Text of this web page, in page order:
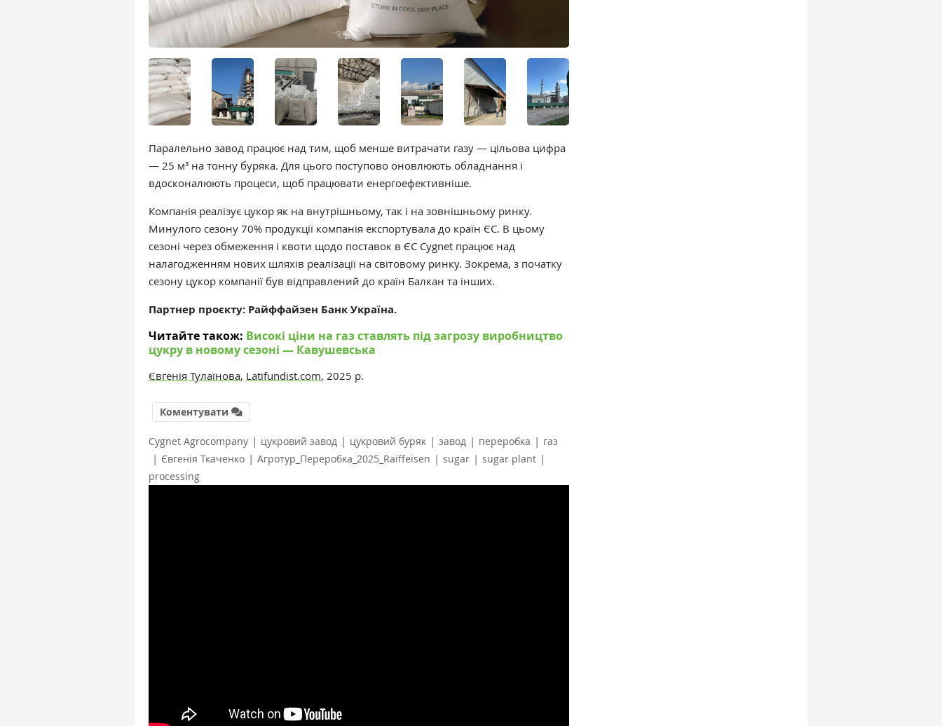
Паралельно завод працює над тим, щоб менше витрачати газу — цільова цифра
— 25 м³ на тонну буряка. Для цього поступово оновлюють обладнання і
вдосконалюють процеси, щоб працювати енергоефективніше.
Компанія реалізує цукор як на внутрішньому, так і на зовнішньому ринку.
Минулого сезону 70% продукції компанія експортувала до країн ЄС. В цьому
сезоні через обмеження і квоти щодо поставок в ЄС Cygnet працює над
налагодженням нових шляхів реалізації на світовому ринку. Зокрема, з початку
сезону цукор компанії був відправлений до країн Балкан та інших.
Партнер проєкту: Райффайзен Банк Україна.
Читайте також: Високі ціни на газ ставлять під загрозу виробництво
цукру в новому сезоні — Кавушевська
Євгенія Тулаїнова, Latifundist.com, 2025 р.
Коментувати
Cygnet Agrocompany | цукровий завод | цукровий буряк | завод | переробка | газ
| Євгенія Ткаченко | Агротур_Переробка_2025_Raiffeisen | sugar | sugar plant |
processing